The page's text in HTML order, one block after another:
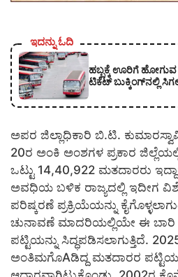
ಇದನ್ನು ಓದಿ
ಹಬ್ಬಕ್ಕೆ ಊರಿಗೆ ಹೋಗುವ
ಟಿಕೆಟ್ ಬುಕ್ಕಿಂಗ್‌ನಲ್ಲಿ
ಅಪರ ಜಿಲ್ಲಾಧಿಕಾರಿ ಬಿ.ಟಿ.
20ರ ಅಂಕಿ ಅಂಶಗಳ ಪ್ರಕಾರ
ಒಟ್ಟು 14,40,922 ಮತದಾರರು
ಅವಧಿಯ ಬಳಿಕ ರಾಜ್ಯದಲ್ಲಿ ಇದೀಗ
ಪರಿಷ್ಕರಣೆ ಪ್ರಕ್ರಿಯೆಯನ್ನು
ಚುನಾವಣೆ ಮಾದರಿಯಲ್ಲಿಯೇ ಈ
ಪಟ್ಟಿಯನ್ನು ಸಿದ್ಧಪಡಿಸಲಾಗುತ್ತಿದೆ.
ಅಂತಿಮಗೊAಡಿದ್ದ ಮತದಾರರ